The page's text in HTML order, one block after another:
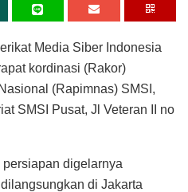
Media Siber Indonesia
kordinasi (Rakor)
(Rapimnas) SMSI,
SMSI Pusat, Jl Veteran II no
digelarnya
di Jakarta